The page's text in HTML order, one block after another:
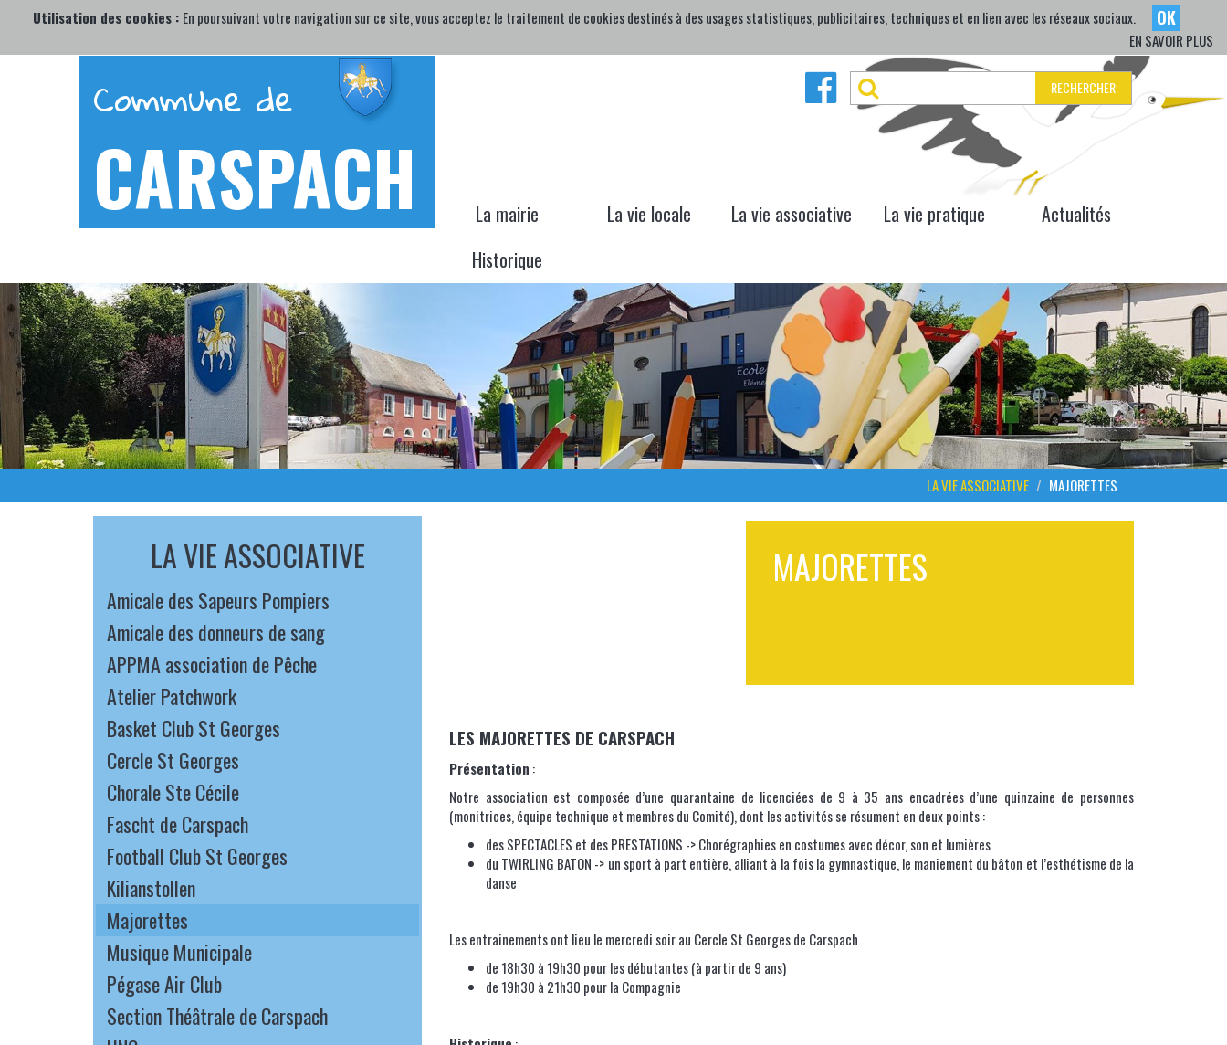
Utilisation des cookies : En poursuivant votre navigation sur ce site, vous acceptez le traitement de cookies destinés à des usages statistiques, publicitaires, techniques et en lien avec les réseaux sociaux. OK
EN SAVOIR PLUS
Commune de
CARSPACH
RECHERCHER
La mairie La vie locale La vie associative La vie pratique
Actualités
Historique
LA VIE ASSOCIATIVE MAJORETTES
MAJORETTES
LES MAJORETTES DE CARSPACH
Présentation :
Notre association est composée d’une quarantaine de licenciées de 9 à 35 ans encadrées d’une quinzaine de personnes
(monitrices, équipe technique et membres du Comité), dont les activités se résument en deux points :
des SPECTACLES et des PRESTATIONS -> Chorégraphies en costumes avec décor, son et lumières
du TWIRLING BATON -> un sport à part entière, alliant à la fois la gymnastique, le maniement du bâton et l’esthétisme de la
danse
Les entrainements ont lieu le mercredi soir au Cercle St Georges de Carspach
de 18h30 à 19h30 pour les débutantes (à partir de 9 ans)
de 19h30 à 21h30 pour la Compagnie
LA VIE ASSOCIATIVE
Amicale des Sapeurs Pompiers
Amicale des donneurs de sang
APPMA association de Pêche
Atelier Patchwork
Basket Club St Georges
Cercle St Georges
Chorale Ste Cécile
Fascht de Carspach
Football Club St Georges
Kilianstollen
Majorettes
Musique Municipale
Pégase Air Club
Section Théâtrale de Carspach